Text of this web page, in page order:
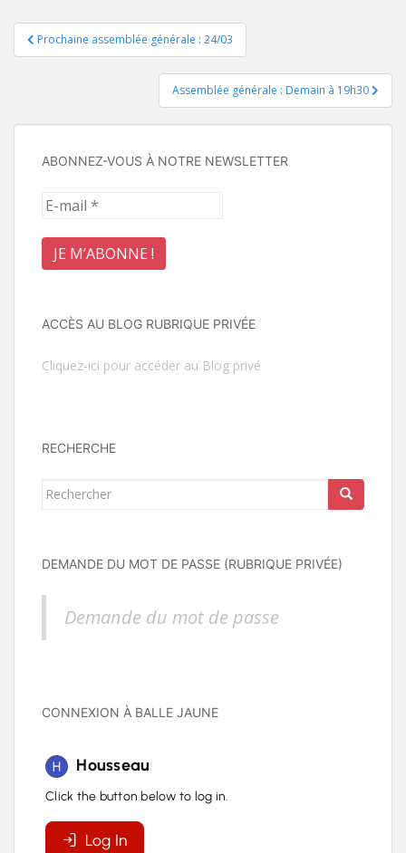
Navigation
Prochaine assemblée générale : 24/03
Assemblée générale : Demain à 19h30
ABONNEZ-VOUS À NOTRE NEWSLETTER
ACCÈS AU BLOG RUBRIQUE PRIVÉE
Cliquez-ici pour accéder au Blog privé
RECHERCHE
Rechercher...
DEMANDE DU MOT DE PASSE (RUBRIQUE PRIVÉE)
Demande du mot de passe
CONNEXION À BALLE JAUNE